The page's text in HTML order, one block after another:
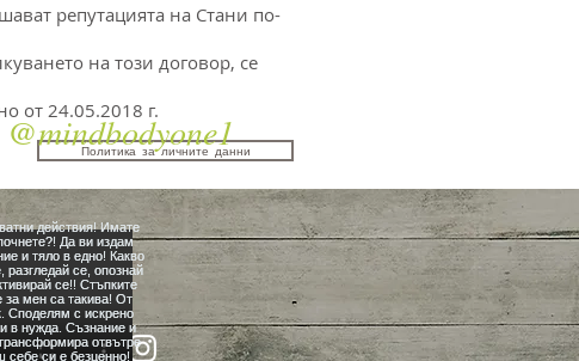
репутацията на Стани по-
на този договор, се
от 24.05.2018 г.
Политика за личните данни
@mindbodyone1